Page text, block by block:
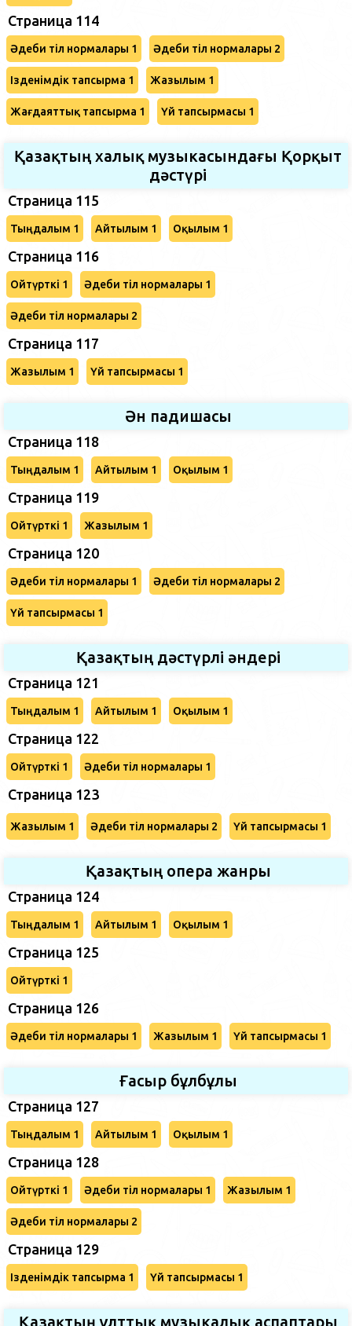
Страница 114
Әдеби тіл нормалары 1 Әдеби тіл нормалары 2
Ізденімдік тапсырма 1 Жазылым 1
Жағдаяттық тапсырма 1 Үй тапсырмасы 1
Қазақтың халық музыкасындағы Қорқыт
дәстүрі
Страница 115
Тыңдалым 1 Айтылым 1 Оқылым 1
Страница 116
Ойтүрткі 1 Әдеби тіл нормалары 1
Әдеби тіл нормалары 2
Страница 117
Жазылым 1 Үй тапсырмасы 1
Ән падишасы
Страница 118
Тыңдалым 1 Айтылым 1 Оқылым 1
Страница 119
Ойтүрткі 1 Жазылым 1
Страница 120
Әдеби тіл нормалары 1 Әдеби тіл нормалары 2
Үй тапсырмасы 1
Қазақтың дәстүрлі әндері
Страница 121
Тыңдалым 1 Айтылым 1 Оқылым 1
Страница 122
Ойтүрткі 1 Әдеби тіл нормалары 1
Страница 123
Жазылым 1 Әдеби тіл нормалары 2 Үй тапсырмасы 1
Қазақтың опера жанры
Страница 124
Тыңдалым 1 Айтылым 1 Оқылым 1
Страница 125
Ойтүрткі 1
Страница 126
Әдеби тіл нормалары 1 Жазылым 1 Үй тапсырмасы 1
Ғасыр бұлбұлы
Страница 127
Тыңдалым 1 Айтылым 1 Оқылым 1
Страница 128
Ойтүрткі 1 Әдеби тіл нормалары 1 Жазылым 1
Әдеби тіл нормалары 2
Страница 129
Ізденімдік тапсырма 1 Үй тапсырмасы 1
Қазақтың ұлттық музыкалық аспаптары